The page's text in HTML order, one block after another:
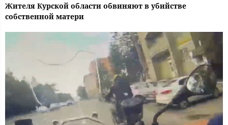
Жителя Курской области обвиняют в убийстве
собственной матери